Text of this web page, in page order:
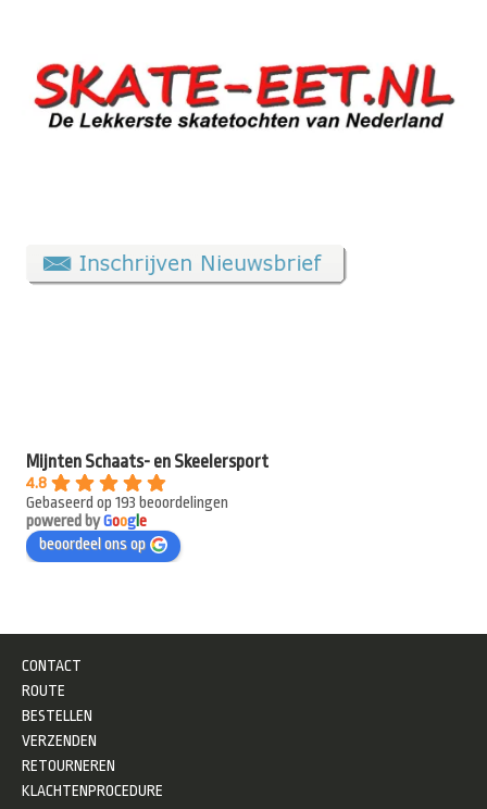
Mijnten Schaats- en Skeelersport
4.8
Gebaseerd op 193 beoordelingen
powered byGooge
beoordeel ons op
CONTACT
ROUTE
BESTELLEN
VERZENDEN
RETOURNEREN
KLACHTENPROCEDURE